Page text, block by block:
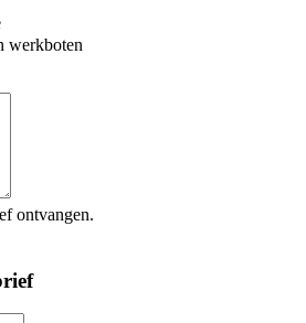
werkboten
ontvangen.